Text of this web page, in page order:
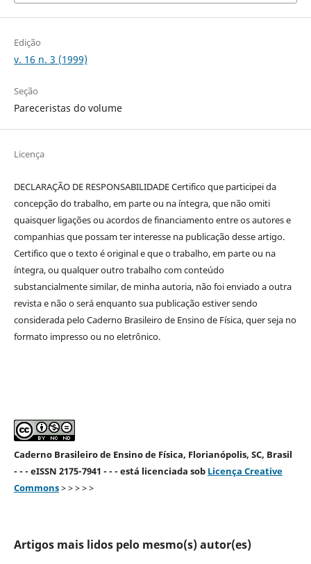
Edição
v. 16 n. 3 (1999)
Seção
Pareceristas do volume
Licença
DECLARAÇÃO DE RESPONSABILIDADE Certifico que participei da
concepção do trabalho, em parte ou na íntegra, que não omiti
quaisquer ligações ou acordos de financiamento entre os autores e
companhias que possam ter interesse na publicação desse artigo.
Certifico que o texto é original e que o trabalho, em parte ou na
íntegra, ou qualquer outro trabalho com conteúdo
substancialmente similar, de minha autoria, não foi enviado a outra
revista e não o será enquanto sua publicação estiver sendo
considerada pelo Caderno Brasileiro de Ensino de Física, quer seja no
formato impresso ou no eletrônico.
Caderno Brasileiro de Ensino de Física, Florianópolis, SC, Brasil
- - - eISSN 2175-7941 - - - está licenciada sob Licença Creative
Commons> > > > >
Artigos mais lidos pelo mesmo(s) autor(es)